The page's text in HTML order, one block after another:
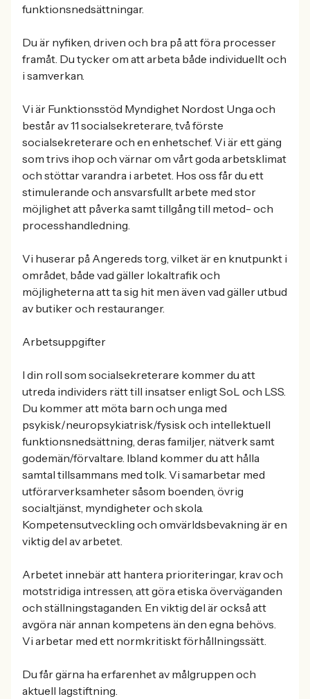
funktionsnedsättningar.
Du är nyfiken, driven och bra på att föra processer
framåt. Du tycker om att arbeta både individuellt och
i samverkan.
Vi är Funktionsstöd Myndighet Nordost Unga och
består av 11 socialsekreterare, två förste
socialsekreterare och en enhetschef. Vi är ett gäng
som trivs ihop och värnar om vårt goda arbetsklimat
och stöttar varandra i arbetet. Hos oss får du ett
stimulerande och ansvarsfullt arbete med stor
möjlighet att påverka samt tillgång till metod- och
processhandledning.
Vi huserar på Angereds torg, vilket är en knutpunkt i
området, både vad gäller lokaltrafik och
möjligheterna att ta sig hit men även vad gäller utbud
av butiker och restauranger.
Arbetsuppgifter
I din roll som socialsekreterare kommer du att
utreda individers rätt till insatser enligt SoL och LSS.
Du kommer att möta barn och unga med
psykisk/neuropsykiatrisk/fysisk och intellektuell
funktionsnedsättning, deras familjer, nätverk samt
godemän/förvaltare. Ibland kommer du att hålla
samtal tillsammans med tolk. Vi samarbetar med
utförarverksamheter såsom boenden, övrig
socialtjänst, myndigheter och skola.
Kompetensutveckling och omvärldsbevakning är en
viktig del av arbetet.
Arbetet innebär att hantera prioriteringar, krav och
motstridiga intressen, att göra etiska överväganden
och ställningstaganden. En viktig del är också att
avgöra när annan kompetens än den egna behövs.
Vi arbetar med ett normkritiskt förhållningssätt.
Du får gärna ha erfarenhet av målgruppen och
aktuell lagstiftning.